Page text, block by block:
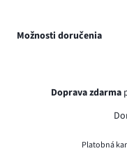
Možnosti doručenia
Doprava zdarma
Platobná